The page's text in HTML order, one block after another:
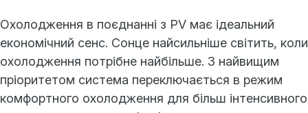
Охолодження в поєднанні з PV має ідеальний
економічний сенс. Сонце найсильніше світить, коли
охолодження потрібне найбільше. З найвищим
пріоритетом система переключається в режим
комфортного охолодження для більш інтенсивного